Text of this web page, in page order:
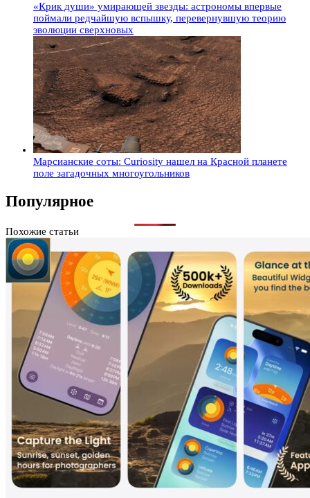
«Крик души» умирающей звезды: астрономы впервые
поймали редчайшую вспышку, перевернувшую теорию
эволюции сверхновых
Марсианские соты: Curiosity нашел на Красной планете
поле загадочных многоугольников
Популярное
Похожие статьи